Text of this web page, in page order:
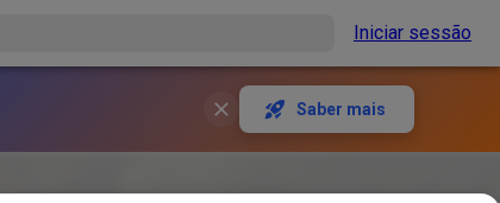
Iniciar sessão
Saber mais